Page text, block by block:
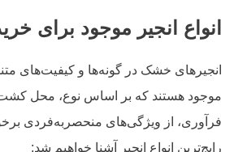
انواع انجیر موجود برای
انجیرهای خشک در گونه‌ها و کیفیت‌های
موجود هستند که بر اساس نوع، محل
فرآوری، از ویژگی‌های منحصربه‌فردی
رایج‌ترین انواع انجیر آشنا خواهیم شد: